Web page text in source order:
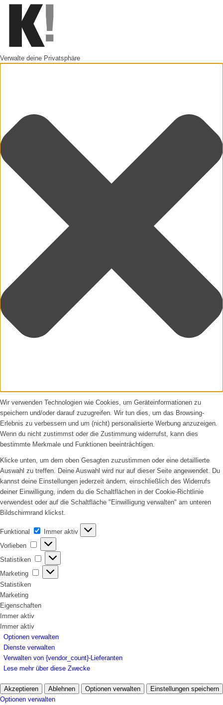
Verwalte deine Privatsphäre
Wir verwenden Technologien wie Cookies, um Geräteinformationen zu
speichern und/oder darauf zuzugreifen. Wir tun dies, um das Browsing-
Erlebnis zu verbessern und um (nicht) personalisierte Werbung anzuzeigen.
Wenn du nicht zustimmst oder die Zustimmung widerrufst, kann dies
bestimmte Merkmale und Funktionen beeinträchtigen.
Klicke unten, um dem oben Gesagten zuzustimmen oder eine detaillierte
Auswahl zu treffen. Deine Auswahl wird nur auf dieser Seite angewendet. Du
kannst deine Einstellungen jederzeit ändern, einschließlich des Widerrufs
deiner Einwilligung, indem du die Schaltflächen in der Cookie-Richtlinie
verwendest oder auf die Schaltfläche "Einwilligung verwalten" am unteren
Bildschirmrand klickst.
Funktional Funktional
Immer aktiv
Vorlieben
Vorlieben
Statistiken Statistiken
Marketing
Marketing
Statistiken
Marketing
Eigenschaften
Immer aktiv
Immer aktiv
Optionen verwalten
Dienste verwalten
Verwalten von {vendor_count}-Lieferanten
Lese mehr über diese Zwecke
Akzeptieren Ablehnen Optionen verwalten
Einstellungen speichern
Optionen verwalten